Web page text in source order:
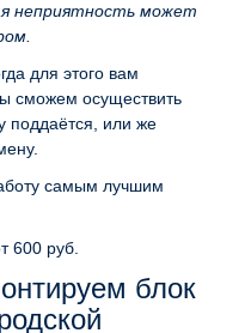
неприятность может
для этого вам
сможем осуществить
поддаётся, или же
самым лучшим
600 руб.
блок